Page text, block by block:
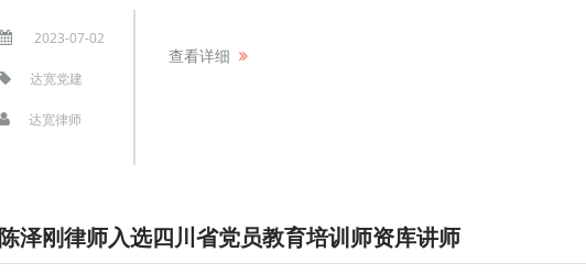
2023-07-02
达宽党建
达宽律师
查看详细
陈泽刚律师入选四川省党员教育培训师资库讲师